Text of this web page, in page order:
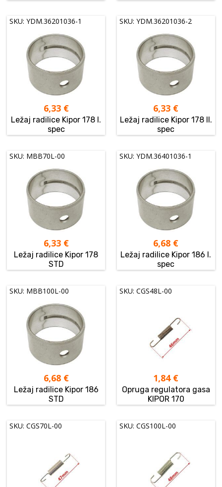
SKU: YDM.36201036-1
6,33 €
Ležaj radilice Kipor 178 I.
spec
SKU: YDM.36201036-2
6,33 €
Ležaj radilice Kipor 178 II.
spec
SKU: MBB70L-00
6,33 €
Ležaj radilice Kipor 178
STD
SKU: YDM.36401036-1
6,68 €
Ležaj radilice Kipor 186 I.
spec
SKU: MBB100L-00
6,68 €
Ležaj radilice Kipor 186
STD
SKU: CGS48L-00
1,84 €
Opruga regulatora gasa
KIPOR 170
SKU: CGS70L-00 SKU: CGS100L-00